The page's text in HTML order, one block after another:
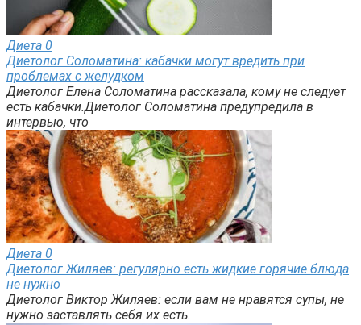
Диета 0
Диетолог Соломатина: кабачки могут вредить при
проблемах с желудком
Диетолог Елена Соломатина рассказала, кому не следует
есть кабачки.Диетолог Соломатина предупредила в
интервью, что
Диета 0
Диетолог Жиляев: регулярно есть жидкие горячие блюда
не нужно
Диетолог Виктор Жиляев: если вам не нравятся супы, не
нужно заставлять себя их есть.